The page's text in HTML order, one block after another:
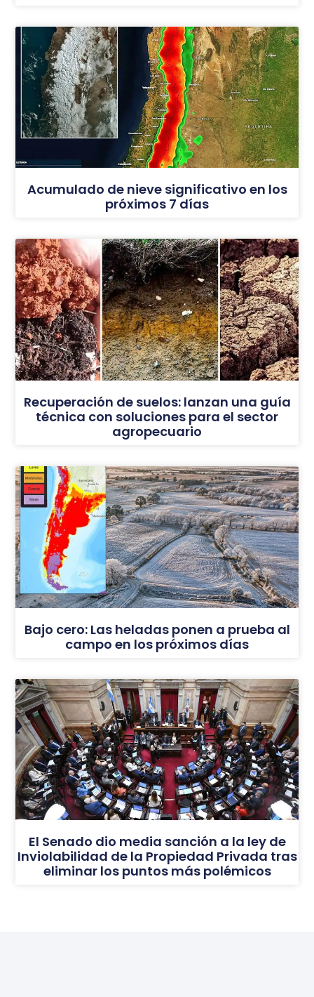
Acumulado de nieve significativo en los
próximos 7 días
Recuperación de suelos: lanzan una guía
técnica con soluciones para el sector
agropecuario
Bajo cero: Las heladas ponen a prueba al
campo en los próximos días
El Senado dio media sanción a la ley de
Inviolabilidad de la Propiedad Privada tras
eliminar los puntos más polémicos